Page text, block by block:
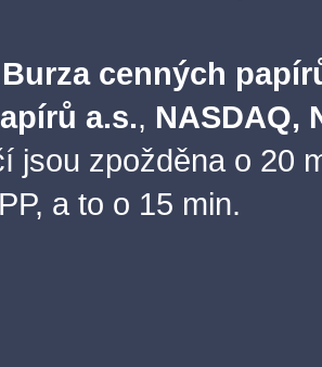
Burza cenných
a.s., NASDAQ,
jsou zpožděna o 20
a to o 15 min.